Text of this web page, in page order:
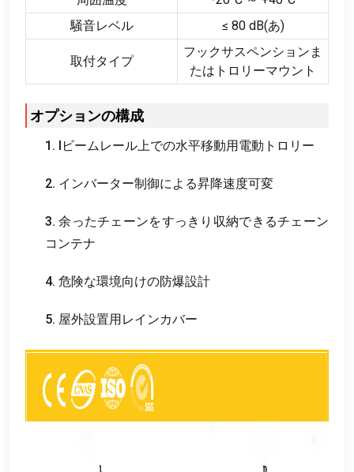
騒音レベル
≤ 80 dB(あ)
取付タイプ
フックサスペンションま
たはトロリーマウント
オプションの構成
1. Iビームレール上での水平移動用電動トロリー
2. インバーター制御による昇降速度可変
3. 余ったチェーンをすっきり収納できるチェーン
コンテナ
4. 危険な環境向けの防爆設計
5. 屋外設置用レインカバー